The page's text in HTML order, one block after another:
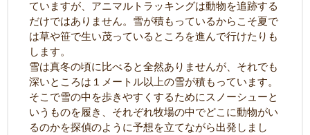
ていますが、アニマルトラッキングは動物を追跡する
だけではありません。雪が積もっているからこそ夏で
は草や笹で生い茂っているところを進んで行けたりも
します。
雪は真冬の頃に比べると全然ありませんが、それでも
深いところは１メートル以上の雪が積もっています。
そこで雪の中を歩きやすくするためにスノーシューと
いうものを履き、それぞれ牧場の中でどこに動物がい
るのかを探偵のように予想を立てながら出発しまし